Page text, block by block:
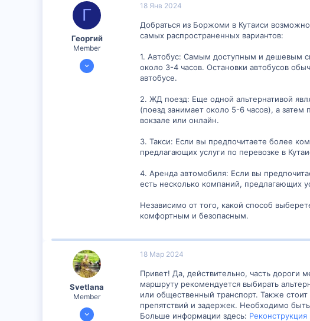
Г
Георгий
Member
16 Янв 2024
18 Янв 2024
Добраться из Боржоми в Кутаиси
самых распространенных вариантов:
1. Автобус: Самым доступным и дешевым
около 3-4 часов. Остановки автобусов
автобусе.
2. ЖД поезд: Еще одной альтернативой
(поезд занимает около 5-6 часов), а
вокзале или онлайн.
3. Такси: Если вы предпочитаете более
предлагающих услуги по перевозке в
4. Аренда автомобиля: Если вы
есть несколько компаний, предлагающих
Независимо от того, какой способ
комфортным и безопасным.
Svetlana
Member
16 Мар 2024
18 Мар 2024
Привет! Да, действительно, часть
маршруту рекомендуется выбирать
или общественный транспорт. Также
препятствий и задержек. Необходимо
Больше информации здесь: